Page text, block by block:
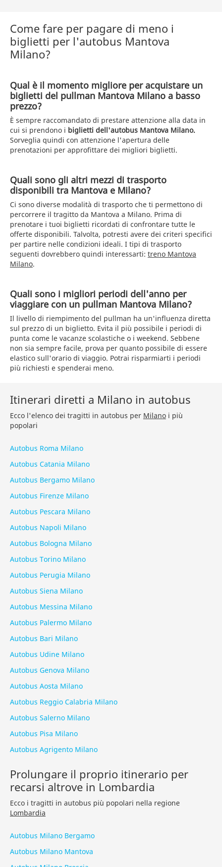
Come fare per pagare di meno i
biglietti per l'autobus Mantova
Milano?
Qual è il momento migliore per acquistare un
biglietti del pullman Mantova Milano a basso
prezzo?
È sempre raccomandato di prestare attenzione alla data in
cui si prendono i biglietti dell'autobus Mantova Milano.
Sorveglia quindi con attenzione l'apertura delle
prenotazioni per approfittare dei migliori biglietti.
Quali sono gli altri mezzi di trasporto
disponibili tra Mantova e Milano?
Ci sono diverse modalità di trasporto che ti permettono di
percorrere il tragitto da Mantova a Milano. Prima di
prenotare i tuoi biglietti ricordati di confrontare tutte le
offerte disponibili. Talvolta, potresti avere dei criteri specifici
per partire nelle condizioni ideali. I tipi di trasporto
seguenti dovrebbero quindi interessarti: treno Mantova
Milano.
Quali sono i migliori periodi dell'anno per
viaggiare con un pullman Mantova Milano?
Il livello di riempimento del pullman ha un'influenza diretta
sul prezzo di un biglietto. Evita il più possibile i periodi di
punta come le vacanze scolastiche o i weekend. Sebbene
non sia sempre facile, prova per quanto possibile di essere
elastico sull'orario di viaggio. Potrai risparmiarti i periodi
più richiesti e spenderai meno.
Itinerari diretti a Milano in autobus
Ecco l'elenco dei tragitti in autobus per Milano i più
popolari
Autobus Roma Milano
Autobus Catania Milano
Autobus Bergamo Milano
Autobus Firenze Milano
Autobus Pescara Milano
Autobus Napoli Milano
Autobus Bologna Milano
Autobus Torino Milano
Autobus Perugia Milano
Autobus Siena Milano
Autobus Messina Milano
Autobus Palermo Milano
Autobus Bari Milano
Autobus Udine Milano
Autobus Genova Milano
Autobus Aosta Milano
Autobus Reggio Calabria Milano
Autobus Salerno Milano
Autobus Pisa Milano
Autobus Agrigento Milano
Prolungare il proprio itinerario per
recarsi altrove in Lombardia
Ecco i tragitti in autobus più popolari nella regione
Lombardia
Autobus Milano Bergamo
Autobus Milano Mantova